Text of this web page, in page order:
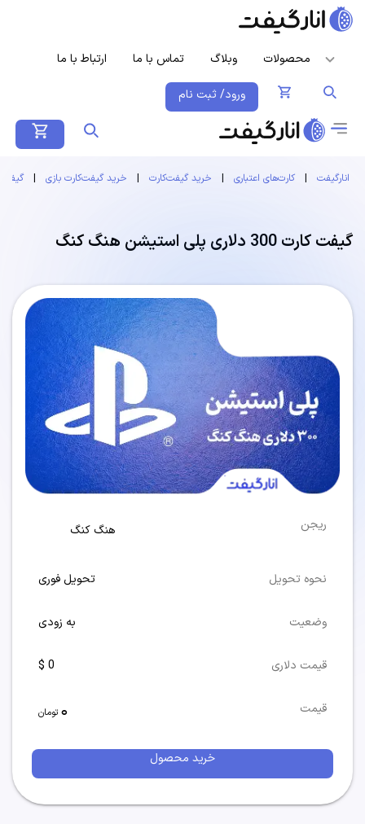
محصولات وبلاگ تماس با ما ارتباط با ما
ورود/ ثبت نام
انارگیفت | کارت‌های اعتباری | خرید گیفت‌کارت | خرید گیفت‌کارت بازی | گیفت
گیفت کارت 300 دلاری پلی استیشن هنگ کنگ
ریجن هنگ کنگ
نحوه تحویل تحویل فوری
وضعیت به زودی
قیمت دلاری 0 $
قیمت 0 تومان
خرید محصول